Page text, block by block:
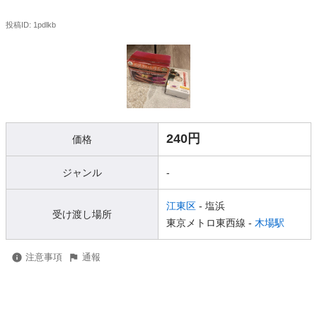
投稿ID: 1pdlkb
価格 240円
ジャンル -
受け渡し場所
江東区 - 塩浜
東京メトロ東西線 - 木場駅
注意事項 通報